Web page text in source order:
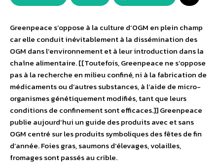
Greenpeace s’oppose à la culture d’OGM en plein champ
car elle conduit inévitablement à la dissémination des
OGM dans l’environnement et à leur introduction dans la
chaîne alimentaire. [[Toutefois, Greenpeace ne s’oppose
pas à la recherche en milieu confiné, ni à la fabrication de
médicaments ou d’autres substances, à l’aide de micro-
organismes génétiquement modifiés, tant que leurs
conditions de confinement sont efficaces.]] Greenpeace
publie aujourd’hui un guide des produits avec et sans
OGM centré sur les produits symboliques des fêtes de fin
d’année. Foies gras, saumons d’élevages, volailles,
fromages sont passés au crible.